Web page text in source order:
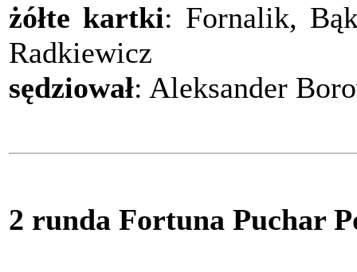
żółte kartki: Fornalik,
Radkiewicz
sędziował: Aleksander
2 runda Fortuna Puchar